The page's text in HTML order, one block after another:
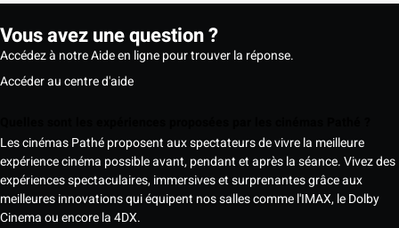
Vous avez une question ?
Accédez à notre Aide en ligne pour trouver la réponse.
Accéder au centre d'aide
Les cinémas Pathé proposent aux spectateurs de vivre la meilleure
expérience cinéma possible avant, pendant et après la séance. Vivez des
expériences spectaculaires, immersives et surprenantes grâce aux
meilleures innovations qui équipent nos salles comme l'IMAX, le Dolby
Cinema ou encore la 4DX.